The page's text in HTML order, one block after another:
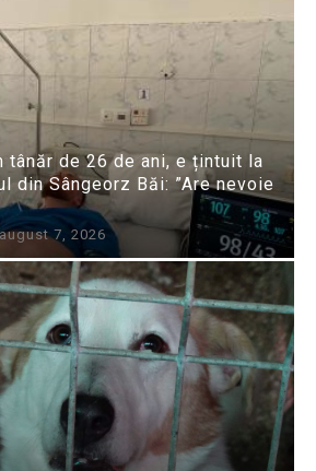
tânăr de 26 de ani, e țintuit la
din Sângeorz Băi: ”Are nevoie
august 7, 2026